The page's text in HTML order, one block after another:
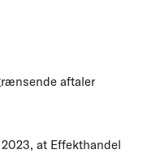
aftaler
at Effekthandel